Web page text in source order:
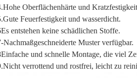
Oberflächenhärte und
Feuerfestigkeit und wasserdicht.
entstehen keine schädlichen Stoffe.
Nachmaßgeschneiderte Muster verfügbar.
und schnelle Montage, die viel
verrottend und rostfrei, leicht zu